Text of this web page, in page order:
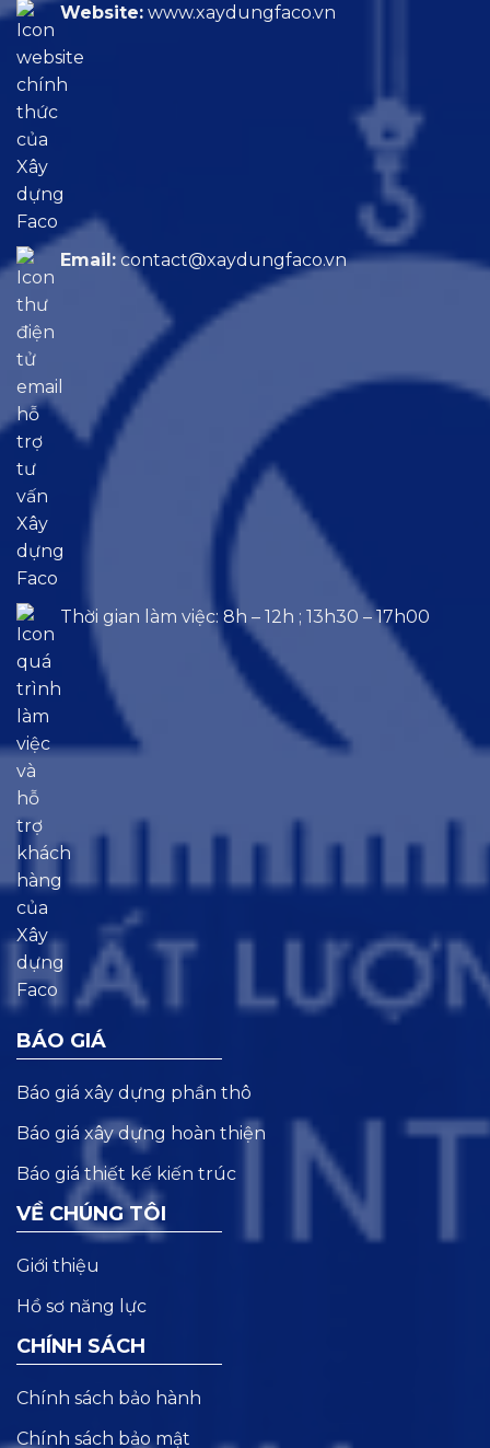
Website: www.xaydungfaco.vn
Email: contact@xaydungfaco.vn
Thời gian làm việc: 8h – 12h ; 13h30 – 17h00
BÁO GIÁ
Báo giá xây dựng phần thô
Báo giá xây dựng hoàn thiện
Báo giá thiết kế kiến trúc
VỀ CHÚNG TÔI
Giới thiệu
Hồ sơ năng lực
CHÍNH SÁCH
Chính sách bảo hành
Chính sách bảo mật